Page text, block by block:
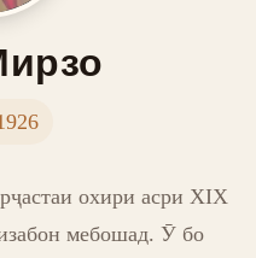
охири асри XIX
мебошад. Ӯ бо